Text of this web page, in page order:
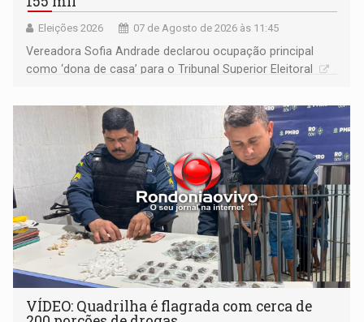
Eleições 2026 07 de Agosto de 2026 às 11:45
Vereadora Sofia Andrade declarou ocupação principal
como ‘dona de casa’ para o Tribunal Superior Eleitoral
VÍDEO: Quadrilha é flagrada com cerca de